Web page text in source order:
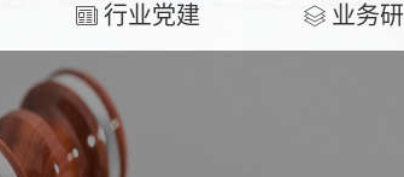
行业党建 业务